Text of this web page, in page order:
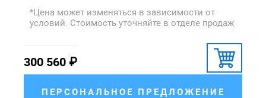
*Цена может изменяться в зависимости от
условий. Стоимость уточняйте в отделе продаж
300 560 ₽
ПЕРСОНАЛЬНОЕ ПРЕДЛОЖЕНИЕ